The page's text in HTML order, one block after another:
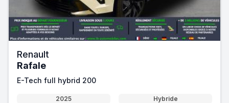
Renault
Rafale
E-Tech full hybrid 200
2025
Hybride